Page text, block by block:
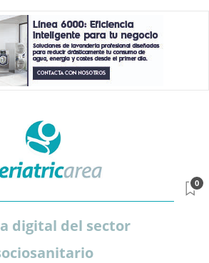
digital del sector
0